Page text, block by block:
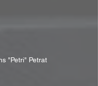
"Petri" Petrat